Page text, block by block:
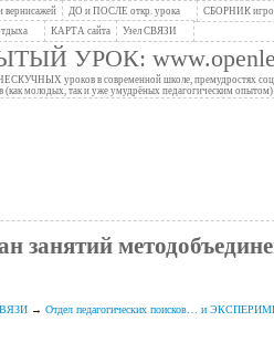
вернисажей ДО и ПОСЛЕ откр. урока
СБОРНИК
КАРТА сайта Узел СВЯЗИ
УРОК:
уроков в современной школе, премудростях
(как молодых, так и уже умудрёных педагогическим опытом)
занятий
→ Отдел педагогических поисков… и